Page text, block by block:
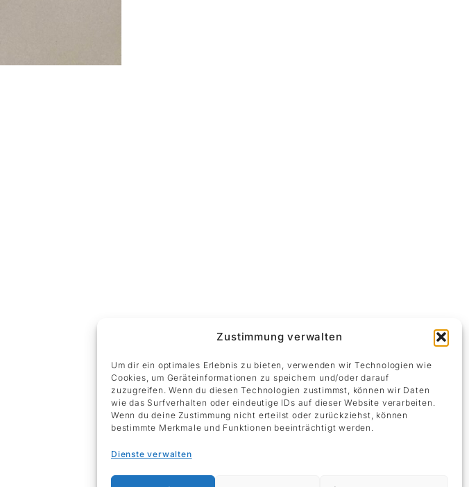
Zustimmung verwalten
Um dir ein optimales Erlebnis zu bieten, verwenden wir Technologien wie
Cookies, um Geräteinformationen zu speichern und/oder darauf
zuzugreifen. Wenn du diesen Technologien zustimmst, können wir Daten
wie das Surfverhalten oder eindeutige IDs auf dieser Website verarbeiten.
Wenn du deine Zustimmung nicht erteilst oder zurückziehst, können
bestimmte Merkmale und Funktionen beeinträchtigt werden.
Dienste verwalten